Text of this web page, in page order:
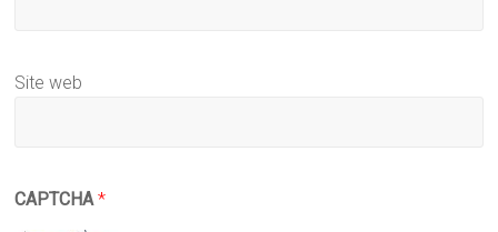
Site web
CAPTCHA*